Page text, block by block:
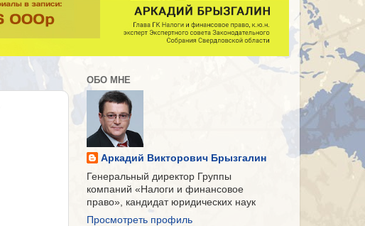
ОБО МНЕ
Аркадий Викторович Брызгалин
Генеральный директор Группы
компаний «Налоги и финансовое
право», кандидат юридических наук
Просмотреть профиль